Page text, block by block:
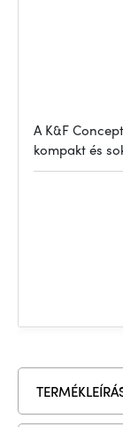
A K&F
kompakt és